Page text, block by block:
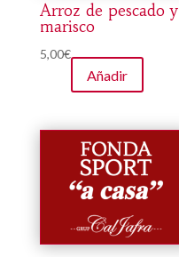
Arroz de pescado y
marisco
5,00€
Añadir